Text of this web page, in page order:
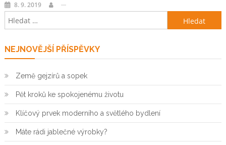
8. 9. 2019
Vyhledávání
NEJNOVĚJŠÍ PŘÍSPĚVKY
Země gejzírů a sopek
Pět kroků ke spokojenému životu
Klíčový prvek moderního a světlého bydlení
Máte rádi jablečné výrobky?